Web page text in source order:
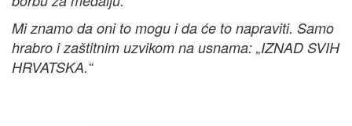
Mi znamo da oni to mogu i da će to napraviti. Samo
hrabro i zaštitnim uzvikom na usnama: „IZNAD SVIH
HRVATSKA.“